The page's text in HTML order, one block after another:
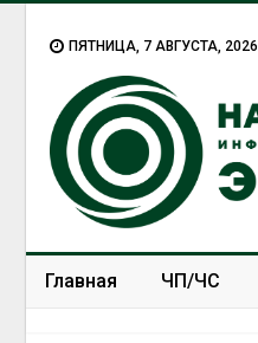
ПЯТНИЦА, 7 АВГУСТА, 2026
Главная ЧП/ЧС